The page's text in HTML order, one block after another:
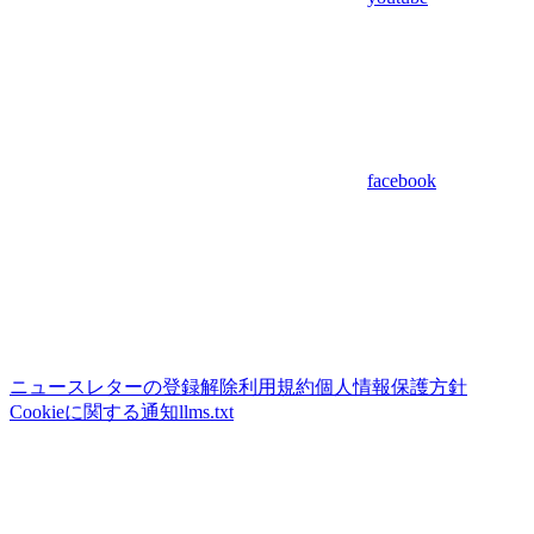
facebook
ニュースレターの登録解除利用規約個人情報保護方針
Cookieに関する通知llms.txt